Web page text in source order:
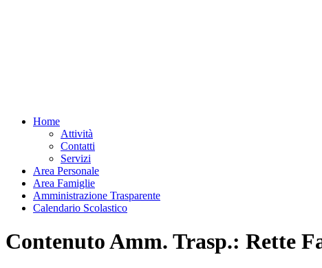
Home
Attività
Contatti
Servizi
Area Personale
Area Famiglie
Amministrazione Trasparente
Calendario Scolastico
Contenuto Amm. Trasp.: Rette